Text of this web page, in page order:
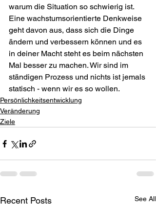
warum die Situation so schwierig ist.
Eine wachstumsorientierte Denkweise
geht davon aus, dass sich die Dinge
ändern und verbessern können und es
in deiner Macht steht es beim nächsten
Mal besser zu machen. Wir sind im
ständigen Prozess und nichts ist jemals
statisch - wenn wir es so wollen.
Persönlichkeitsentwicklung
Veränderung
Ziele
Recent Posts See All